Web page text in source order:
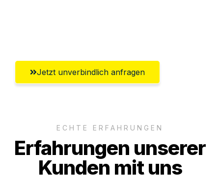
Jetzt unverbindlich anfragen
ECHTE ERFAHRUNGEN
Erfahrungen unserer
Kunden mit uns